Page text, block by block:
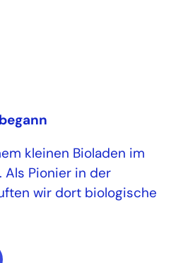
kleinen Bioladen im
Als Pionier in der
wir dort biologische